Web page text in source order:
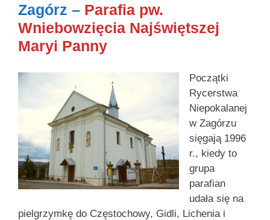
Zagórz – Parafia pw.
Wniebowzięcia Najświętszej
Maryi Panny
Początki
Rycerstwa
Niepokalanej
w Zagórzu
sięgają 1996
r., kiedy to
grupa
parafian
udała się na
pielgrzymkę do Częstochowy, Gidli, Lichenia i